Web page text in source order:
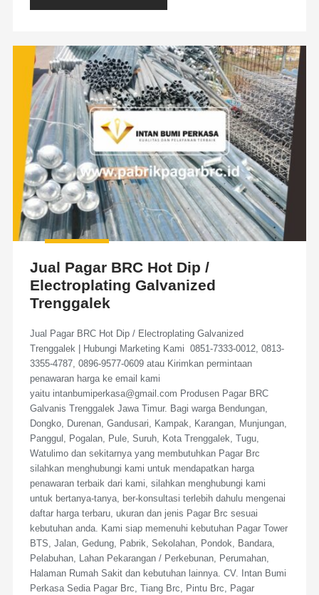
Jual Pagar BRC Hot Dip /
Electroplating Galvanized
Trenggalek
Jual Pagar BRC Hot Dip / Electroplating Galvanized
Trenggalek | Hubungi Marketing Kami 0851-7333-0012, 0813-
3355-4787, 0896-9577-0609 atau Kirimkan permintaan
penawaran harga ke email kami
yaitu intanbumiperkasa@gmail.com Produsen Pagar BRC
Galvanis Trenggalek Jawa Timur. Bagi warga Bendungan,
Dongko, Durenan, Gandusari, Kampak, Karangan, Munjungan,
Panggul, Pogalan, Pule, Suruh, Kota Trenggalek, Tugu,
Watulimo dan sekitarnya yang membutuhkan Pagar Brc
silahkan menghubungi kami untuk mendapatkan harga
penawaran terbaik dari kami, silahkan menghubungi kami
untuk bertanya-tanya, ber-konsultasi terlebih dahulu mengenai
daftar harga terbaru, ukuran dan jenis Pagar Brc sesuai
kebutuhan anda. Kami siap memenuhi kebutuhan Pagar Tower
BTS, Jalan, Gedung, Pabrik, Sekolahan, Pondok, Bandara,
Pelabuhan, Lahan Pekarangan / Perkebunan, Perumahan,
Halaman Rumah Sakit dan kebutuhan lainnya. CV. Intan Bumi
Perkasa Sedia Pagar Brc, Tiang Brc, Pintu Brc, Pagar